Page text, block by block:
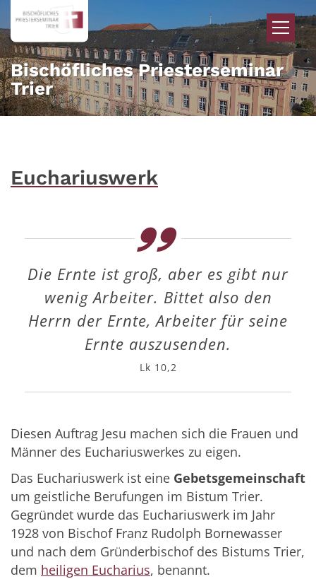
Zum Inhalt springen
Bischöfliches Priesterseminar
Trier
Euchariuswerk
Die Ernte ist groß, aber es gibt nur
wenig Arbeiter. Bittet also den
Herrn der Ernte, Arbeiter für seine
Ernte auszusenden.
Lk 10,2
Diesen Auftrag Jesu machen sich die Frauen und
Männer des Euchariuswerkes zu eigen.
Das Euchariuswerk ist eine Gebetsgemeinschaft
um geistliche Berufungen im Bistum Trier.
Gegründet wurde das Euchariuswerk im Jahr
1928 von Bischof Franz Rudolph Bornewasser
und nach dem Gründerbischof des Bistums Trier,
dem heiligen Eucharius, benannt.